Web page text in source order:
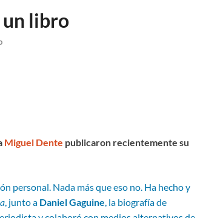
un libro
Miguel Dente publicaron recientemente su
personal. Nada más que eso no. Ha hecho y
, junto a Daniel Gaguine, la biografía de